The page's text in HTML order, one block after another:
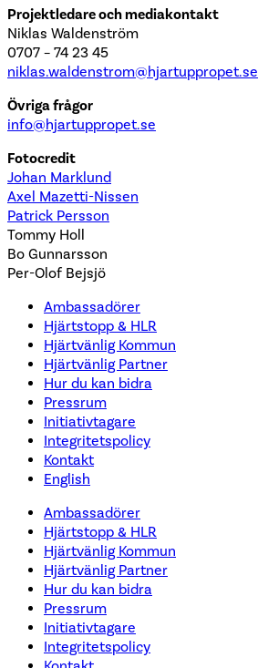
Projektledare och mediakontakt
Niklas Waldenström
0707 – 74 23 45
niklas.waldenstrom@hjartuppropet.se
Övriga frågor
info@hjartuppropet.se
Fotocredit
Johan Marklund
Axel Mazetti-Nissen
Patrick Persson
Tommy Holl
Bo Gunnarsson
Per-Olof Bejsjö
Ambassadörer
Hjärtstopp & HLR
Hjärtvänlig Kommun
Hjärtvänlig Partner
Hur du kan bidra
Pressrum
Initiativtagare
Integritetspolicy
Kontakt
English
Ambassadörer
Hjärtstopp & HLR
Hjärtvänlig Kommun
Hjärtvänlig Partner
Hur du kan bidra
Pressrum
Initiativtagare
Integritetspolicy